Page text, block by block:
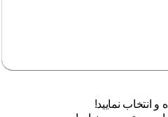
انتخاب نمایید!